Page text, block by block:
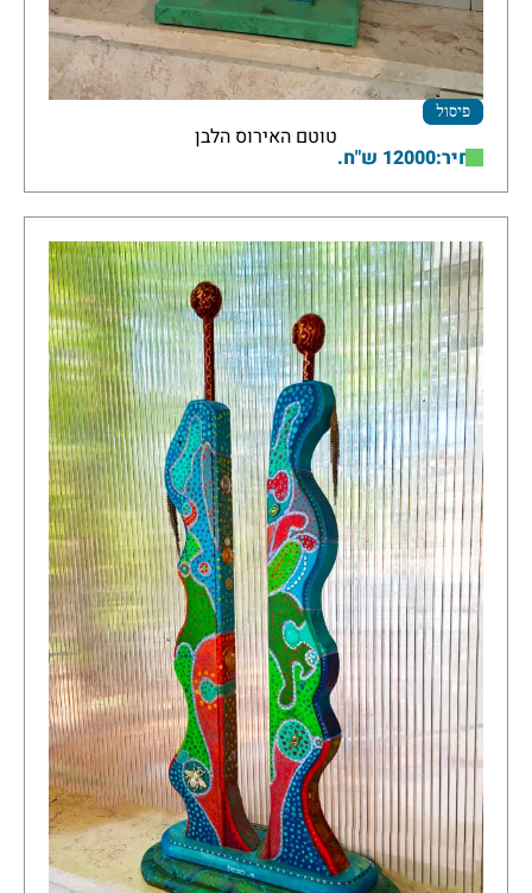
פיסול
טוטם האירוס הלבן
מחיר:12000 ש"ח.